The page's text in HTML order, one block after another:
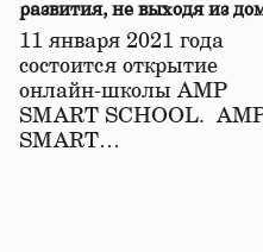
развития, не выходя из
11 января 2021 года
состоится открытие
онлайн-школы АМР
SMART SCHOOL.
SMART…